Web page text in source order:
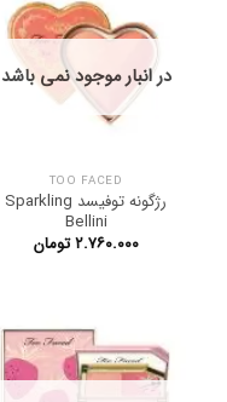
در انبار موجود نمی باشد
TOO FACED
رژگونه توفیسد Sparkling
Bellini
۲.۷۶۰.۰۰۰ تومان